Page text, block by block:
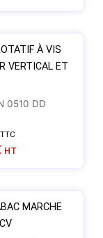
À VIS
VERTICAL ET
0510 DD
TTC
HT
MARCHE